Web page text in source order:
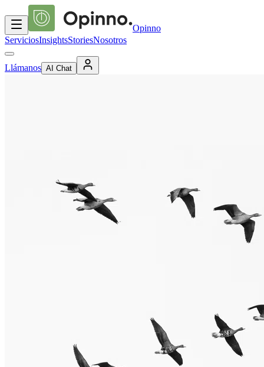
Opinno
ServiciosInsightsStoriesNosotros
Llámanos AI Chat